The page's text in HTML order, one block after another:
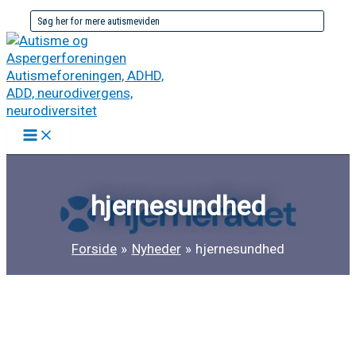
til
indholdet
Søg
efter:
hjernesundhed
Forside Nyheder hjernesundhed